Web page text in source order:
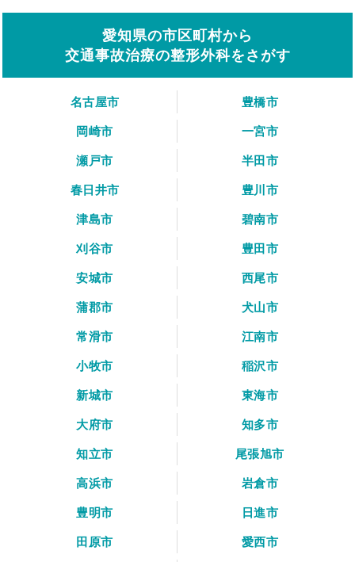
愛知県の市区町村から
交通事故治療の整形外科をさがす
名古屋市
豊橋市
岡崎市
一宮市
瀬戸市
半田市
春日井市
豊川市
津島市
碧南市
刈谷市
豊田市
安城市
西尾市
蒲郡市
犬山市
常滑市
江南市
小牧市
稲沢市
新城市
東海市
大府市
知多市
知立市
尾張旭市
高浜市
岩倉市
豊明市
日進市
田原市
愛西市